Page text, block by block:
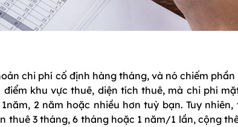
chi phí cố định hàng tháng, và nó chiếm
khu vực thuê, diện tích thuê, mà chi phí
2 năm hoặc nhiều hơn tuỳ bạn. Tuy
thuê 3 tháng, 6 tháng hoặc 1 năm/1 lần, cộng